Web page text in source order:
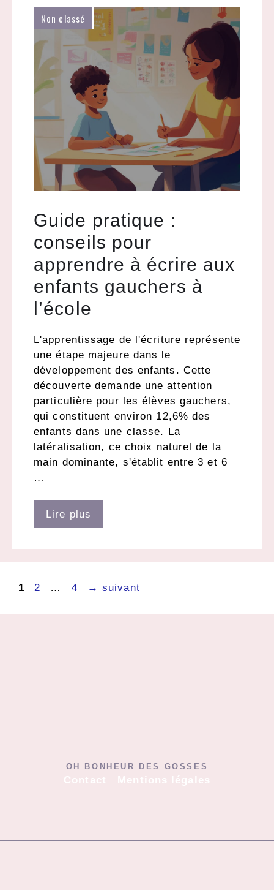
Non classé
Guide pratique :
conseils pour
apprendre à écrire aux
enfants gauchers à
l’école
L'apprentissage de l'écriture représente
une étape majeure dans le
développement des enfants. Cette
découverte demande une attention
particulière pour les élèves gauchers,
qui constituent environ 12,6% des
enfants dans une classe. La
latéralisation, ce choix naturel de la
main dominante, s'établit entre 3 et 6
…
Lire plus
Page
1 Page
2 … Page
4 → suivant
OH BONHEUR DES GOSSES